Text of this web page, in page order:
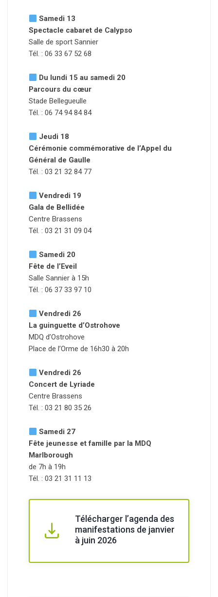
Samedi 13
Spectacle cabaret de Calypso
Salle de sport Sannier
Tél. : 06 33 67 52 68
Du lundi 15 au samedi 20
Parcours du cœur
Stade Bellegueulle
Tél. : 06 74 94 84 84
Jeudi 18
Cérémonie commémorative de l’Appel du
Général de Gaulle
Tél. : 03 21 32 84 77
Vendredi 19
Gala de Bellidée
Centre Brassens
Tél. : 03 21 31 09 04
Samedi 20
Fête de l’Eveil
Salle Sannier à 15h
Tél. : 06 37 33 97 10
Vendredi 26
La guinguette d’Ostrohove
MDQ d’Ostrohove
Place de l’Orme de 16h30 à 20h
Vendredi 26
Concert de Lyriade
Centre Brassens
Tél. : 03 21 80 35 26
Samedi 27
Fête jeunesse et famille par la MDQ
Marlborough
de 7h à 19h
Tél. : 03 21 31 11 13
Télécharger l’agenda des
manifestations de janvier
à juin 2026